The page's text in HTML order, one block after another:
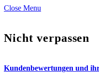
Close Menu
Nicht verpassen
Kundenbewertungen und